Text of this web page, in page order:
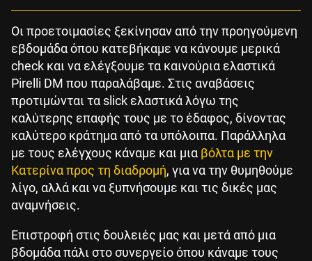
Οι προετοιμασίες ξεκίνησαν από την προηγούμενη
εβδομάδα όπου κατεβήκαμε να κάνουμε μερικά
check και να ελέγξουμε τα καινούρια ελαστικά
Pirelli DM που παραλάβαμε. Στις αναβάσεις
προτιμώνται τα slick ελαστικά λόγω της
καλύτερης επαφής τους με το έδαφος, δίνοντας
καλύτερο κράτημα από τα υπόλοιπα. Παράλληλα
με τους ελέγχους κάναμε και μια βόλτα με την
Κατερίνα προς τη διαδρομή, για να την θυμηθούμε
λίγο, αλλά και να ξυπνήσουμε και τις δικές μας
αναμνήσεις.
Επιστροφή στις δουλειές μας και μετά από μια
βδομάδα πάλι στο συνεργείο όπου κάναμε τους